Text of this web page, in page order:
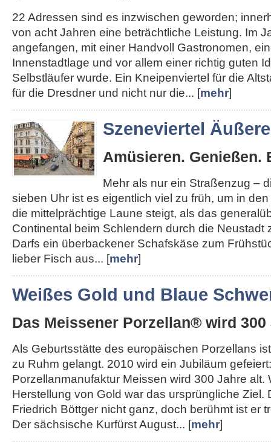
22 Adressen sind es inzwischen geworden;
von acht Jahren eine beträchtliche Leistung. Im
angefangen, mit einer Handvoll Gastronomen,
Innenstadtlage und vor allem einer richtig guten
Selbstläufer wurde. Ein Kneipenviertel für die
für die Dresdner und nicht nur die... [mehr]
Szeneviertel
Amüsieren. Genießen.
Mehr als nur ein Straßenzug –
sieben Uhr ist es eigentlich viel zu früh, um in
die mittelprächtige Laune steigt, als das
Continental beim Schlendern durch die Neustadt
Darfs ein überbackener Schafskäse zum
lieber Fisch aus... [mehr]
Weißes Gold und Blaue
Das Meissener Porzellan® wird 300
Als Geburtsstätte des europäischen Porzellans
zu Ruhm gelangt. 2010 wird ein Jubiläum
Porzellanmanufaktur Meissen wird 300 Jahre
Herstellung von Gold war das ursprüngliche Ziel.
Friedrich Böttger nicht ganz, doch berühmt ist er
Der sächsische Kurfürst August... [mehr]